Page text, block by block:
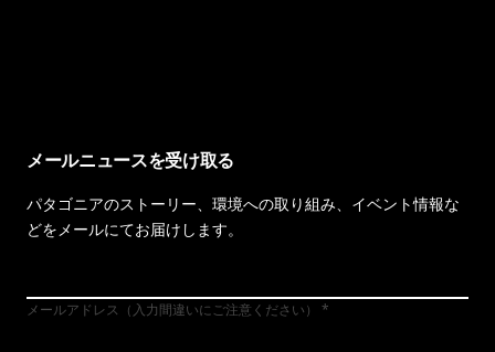
メールニュースを受け取る
パタゴニアのストーリー、環境への取り組み、イベント情報な
どをメールにてお届けします。
メールアドレス（入力間違いにご注意ください）